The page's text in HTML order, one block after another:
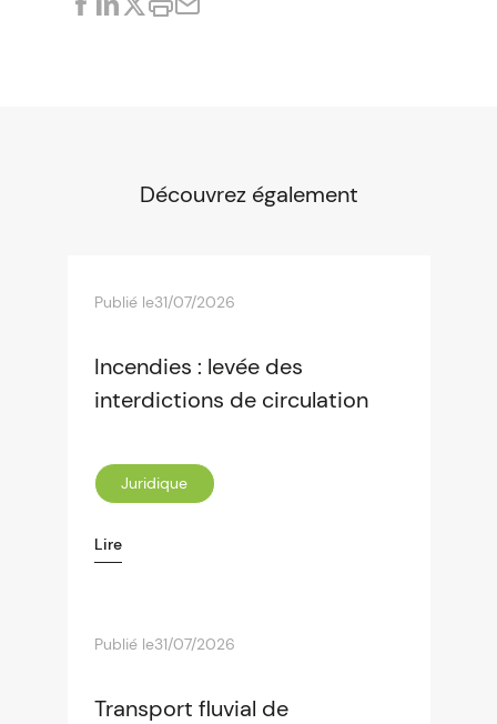
Découvrez également
Publié le31/07/2026
Incendies : levée des
interdictions de circulation
Juridique
Lire
Publié le31/07/2026
Transport fluvial de